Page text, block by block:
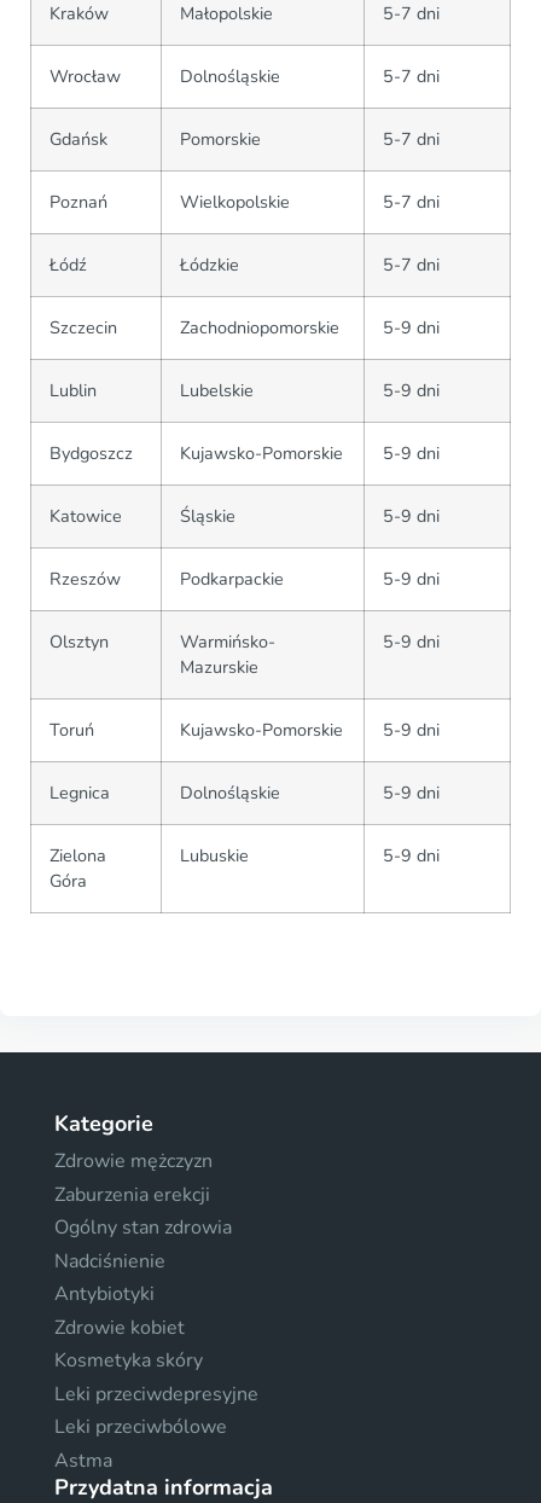
Kraków Małopolskie 5-7 dni
Wrocław Dolnośląskie 5-7 dni
Gdańsk Pomorskie 5-7 dni
Poznań Wielkopolskie 5-7 dni
Łódź Łódzkie 5-7 dni
Szczecin Zachodniopomorskie 5-9 dni
Lublin Lubelskie 5-9 dni
Bydgoszcz Kujawsko-Pomorskie 5-9 dni
Katowice Śląskie 5-9 dni
Rzeszów Podkarpackie 5-9 dni
Olsztyn
Warmińsko-
Mazurskie
5-9 dni
Toruń Kujawsko-Pomorskie 5-9 dni
Legnica Dolnośląskie 5-9 dni
Zielona
Góra
Lubuskie 5-9 dni
Kategorie
Zdrowie mężczyzn
Zaburzenia erekcji
Ogólny stan zdrowia
Nadciśnienie
Antybiotyki
Zdrowie kobiet
Kosmetyka skóry
Leki przeciwdepresyjne
Leki przeciwbólowe
Astma
Przydatna informacja